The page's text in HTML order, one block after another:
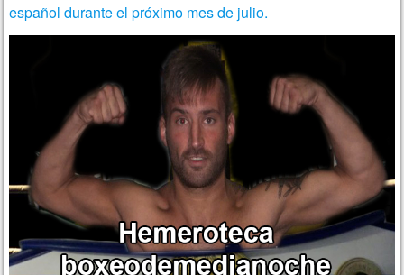
español durante el próximo mes de julio.